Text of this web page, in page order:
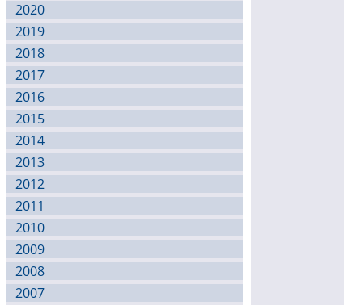
2020
2019
2018
2017
2016
2015
2014
2013
2012
2011
2010
2009
2008
2007